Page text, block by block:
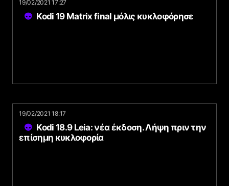
19/02/2021 17:27
Kodi 19 Matrix final μόλις κυκλοφόρησε
19/02/2021 18:17
Kodi 18.9 Leia: νέα έκδοση. Λήψη πριν την
επίσημη κυκλοφορία